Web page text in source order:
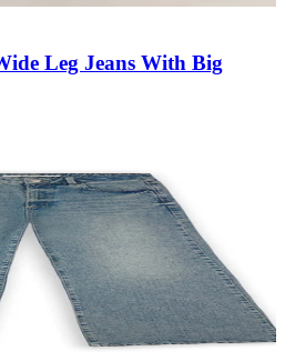
Leg Jeans With Big